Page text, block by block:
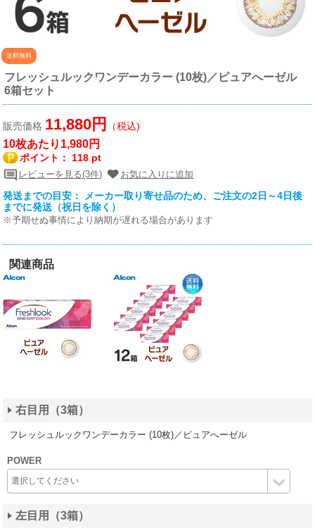
送料無料
フレッシュルックワンデーカラー (10枚)／ピュアへーゼル
6箱セット
販売価格 11,880円 （税込)
10枚あたり1,980円
ポイント： 118 pt
レビューを見る(3件) お気に入りに追加
発送までの目安： メーカー取り寄せ品のため、ご注文の2日～4日後
までに発送（祝日を除く）
※予期せぬ事情により納期が遅れる場合があります
関連商品
右目用（3箱）
フレッシュルックワンデーカラー (10枚)／ピュアへーゼル
POWER
左目用（3箱）